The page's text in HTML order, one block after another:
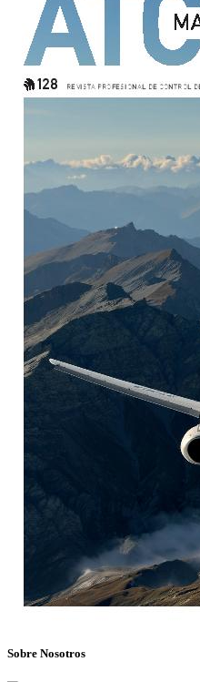
Sobre Nosotros